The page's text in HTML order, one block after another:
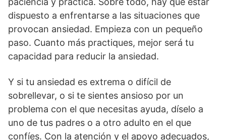
dispuesto a enfrentarse a las situaciones que
provocan ansiedad. Empieza con un pequeño
paso. Cuanto más practiques, mejor será tu
capacidad para reducir la ansiedad.
Y si tu ansiedad es extrema o difícil de
sobrellevar, o si te sientes ansioso por un
problema con el que necesitas ayuda, díselo a
uno de tus padres o a otro adulto en el que
confíes. Con la atención y el apoyo adecuados,